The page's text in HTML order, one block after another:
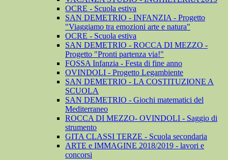
OCRE - Scuola estiva
SAN DEMETRIO - INFANZIA - Progetto
"Viaggiamo tra emozioni arte e natura"
OCRE - Scuola estiva
SAN DEMETRIO - ROCCA DI MEZZO -
Progetto "Pronti partenza via!"
FOSSA Infanzia - Festa di fine anno
OVINDOLI - Progetto Legambiente
SAN DEMETRIO - LA COSTITUZIONE A
SCUOLA
SAN DEMETRIO - Giochi matematici del
Mediterraneo
ROCCA DI MEZZO- OVINDOLI - Saggio di
strumento
GITA CLASSI TERZE - Scuola secondaria
ARTE e IMMAGINE 2018/2019 - lavori e
concorsi